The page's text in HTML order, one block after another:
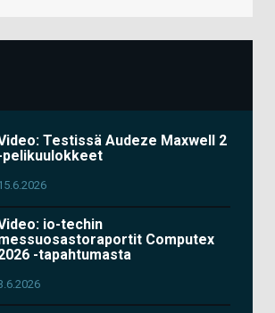
Testissä Audeze Maxwell 2
pelikuulokkeet
io-techin
Computex
-tapahtumasta